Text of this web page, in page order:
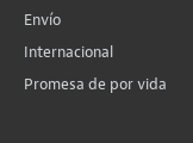
Envío
Internacional
Promesa de por vida